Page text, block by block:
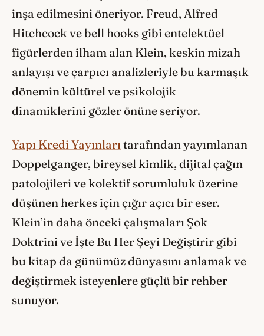
inşa edilmesini öneriyor. Freud, Alfred
Hitchcock ve bell hooks gibi entelektüel
figürlerden ilham alan Klein, keskin mizah
anlayışı ve çarpıcı analizleriyle bu karmaşık
dönemin kültürel ve psikolojik
dinamiklerini gözler önüne seriyor.
Yapı Kredi Yayınları tarafından yayımlanan
Doppelganger, bireysel kimlik, dijital çağın
patolojileri ve kolektif sorumluluk üzerine
düşünen herkes için çığır açıcı bir eser.
Klein’in daha önceki çalışmaları Şok
Doktrini ve İşte Bu Her Şeyi Değiştirir gibi
bu kitap da günümüz dünyasını anlamak ve
değiştirmek isteyenlere güçlü bir rehber
sunuyor.